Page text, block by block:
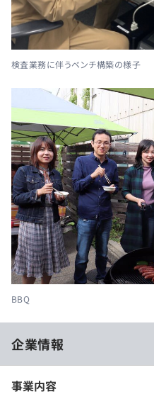
検査業務に伴うベンチ構築の様子
BBQ
企業情報
事業内容